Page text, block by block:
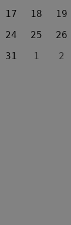
17
18 19
24
25 26
31
1 2